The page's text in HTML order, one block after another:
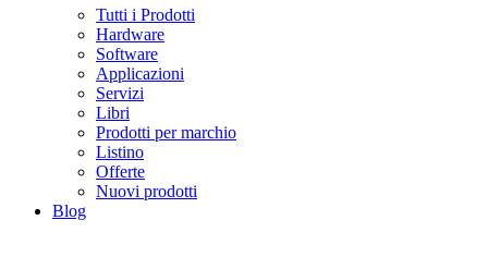
Tutti i Prodotti
Hardware
Software
Applicazioni
Servizi
Libri
Prodotti per marchio
Listino
Offerte
Nuovi prodotti
Blog